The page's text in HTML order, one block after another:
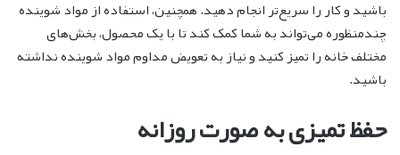
باشید و کار را سریع‌تر انجام دهید. همچنین، استفاده از مواد شوینده
چندمنظوره می‌تواند به شما کمک کند تا با یک محصول، بخش‌های
مختلف خانه را تمیز کنید و نیاز به تعویض مداوم مواد شوینده نداشته
باشید.
حفظ تمیزی به صورت روزانه